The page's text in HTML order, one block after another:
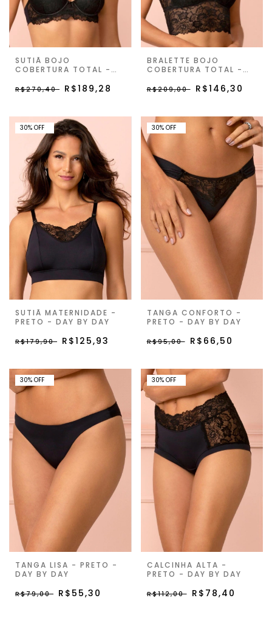
SUTIÃ BOJO
COBERTURA TOTAL -
R$270,40 R$189,28
BRALETTE BOJO
COBERTURA TOTAL -
R$209,00 R$146,30
30% OFF
30% OFF
SUTIÃ MATERNIDADE -
PRETO - DAY BY DAY
R$179,90 R$125,93
30% OFF
30% OFF
TANGA CONFORTO -
PRETO - DAY BY DAY
R$95,00 R$66,50
30% OFF
30% OFF
TANGA LISA - PRETO -
DAY BY DAY
R$79,00 R$55,30
30% OFF
30% OFF
CALCINHA ALTA -
PRETO - DAY BY DAY
R$112,00 R$78,40